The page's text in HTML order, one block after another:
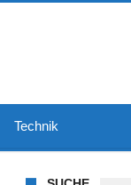
Technik